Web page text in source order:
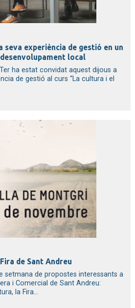
seva experiència de gestió en un
local
ha estat convidat aquest dijous a
de gestió al curs “La cultura i el
de Sant Andreu
setmana de propostes interessants a
i Comercial de Sant Andreu:
la Fira...